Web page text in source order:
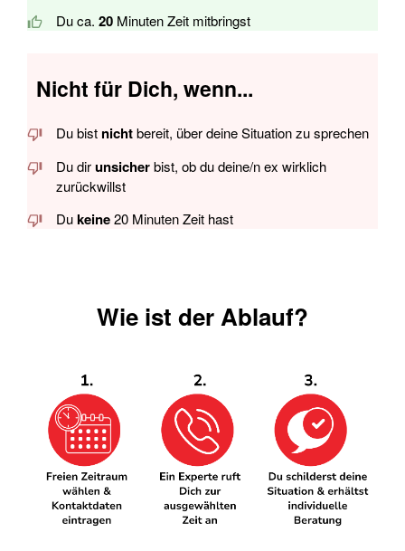
Du ca. 20 Minuten Zeit mitbringst
Nicht für Dich, wenn...
Du bist nichtbereit, über deine Situation zu sprechen
Du dirunsicherbist, ob du deine/n ex wirklich
zurückwillst
Dukeine20 Minuten Zeit hast
Wie ist der Ablauf?